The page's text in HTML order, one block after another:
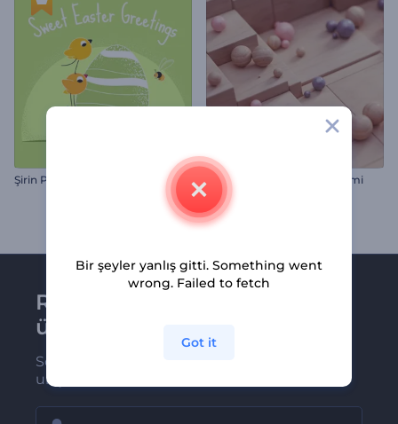
Şirin Paskalya Tebrik Kartı Mozaik Yüzey Logo Gösterimi
Renderforest bültenine
üye olun
Son haber ve tekliflerimiz ilk olarak size
ulaşsın
Bir şeyler yanlış gitti. Something went
wrong. Failed to fetch
Got it